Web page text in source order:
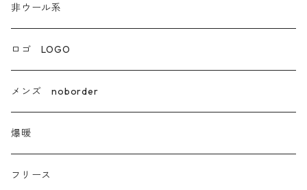
非ウール系
エコレザー合成皮革
カシミア
ラクーン フェレット フォックス
モヘア
非ウール系
ロゴ LOGO
メンズ noborder
爆暖
フリース